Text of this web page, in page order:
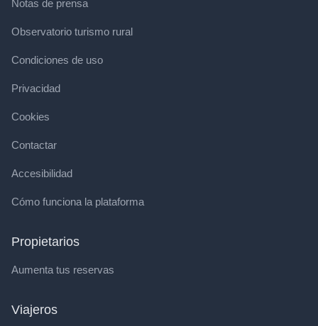
Notas de prensa
Observatorio turismo rural
Condiciones de uso
Privacidad
Cookies
Contactar
Accesibilidad
Cómo funciona la plataforma
Propietarios
Aumenta tus reservas
Viajeros